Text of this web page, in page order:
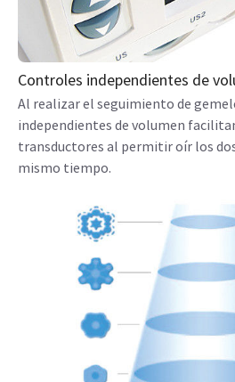
Controles independientes de
Al realizar el seguimiento de
independientes de volumen
transductores al permitir oír los
mismo tiempo.